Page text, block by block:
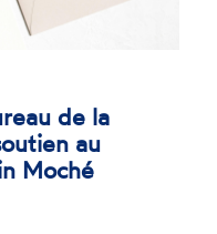
loi
CNCDH
à